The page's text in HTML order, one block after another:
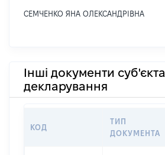
СЕМЧЕНКО ЯНА ОЛЕКСАНДРІВНА
Інші документи суб'єкта
декларування
КОД
ТИП
ДОКУМЕНТА